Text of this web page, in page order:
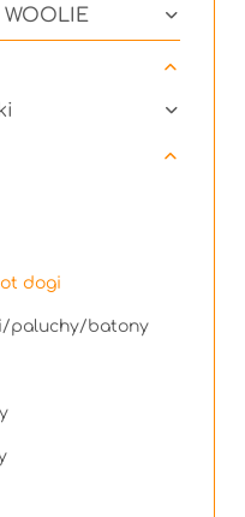
dogi
paluchy/batony